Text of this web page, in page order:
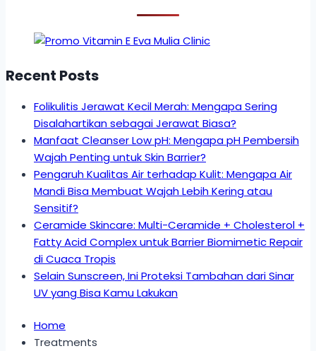
Recent Posts
Folikulitis Jerawat Kecil Merah: Mengapa Sering
Disalahartikan sebagai Jerawat Biasa?
Manfaat Cleanser Low pH: Mengapa pH Pembersih
Wajah Penting untuk Skin Barrier?
Pengaruh Kualitas Air terhadap Kulit: Mengapa Air
Mandi Bisa Membuat Wajah Lebih Kering atau
Sensitif?
Ceramide Skincare: Multi-Ceramide + Cholesterol +
Fatty Acid Complex untuk Barrier Biomimetic Repair
di Cuaca Tropis
Selain Sunscreen, Ini Proteksi Tambahan dari Sinar
UV yang Bisa Kamu Lakukan
Home
Treatments